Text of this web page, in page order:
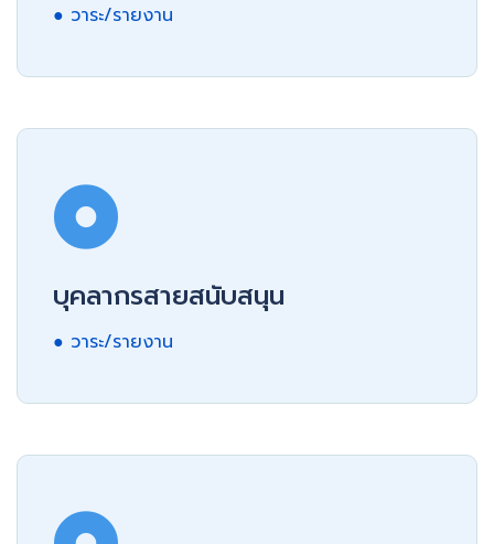
● วาระ/รายงาน
บุคลากรสายสนับสนุน
● วาระ/รายงาน